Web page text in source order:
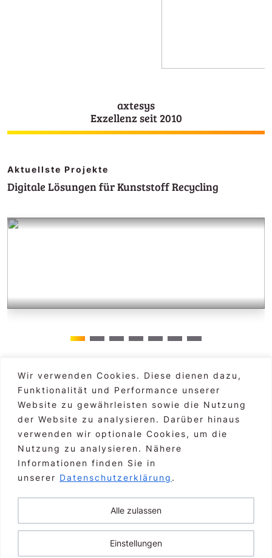
Wir verwenden Cookies. Diese dienen dazu,
Funktionalität und Performance unserer
Website zu gewährleisten sowie die Nutzung
der Website zu analysieren. Darüber hinaus
verwenden wir optionale Cookies, um die
Nutzung zu analysieren. Nähere
Informationen finden Sie in
unserer Datenschutzerklärung .
Einstellungen
Alle zulassen
axtesys
Exzellenz seit 2010
Aktuellste Projekte
Digitale Lösungen für Kunststoff Recycling
Hauptgebäude Graz alle Standorte >
Markus Moser, CEO
+43 316 83 46 79-00